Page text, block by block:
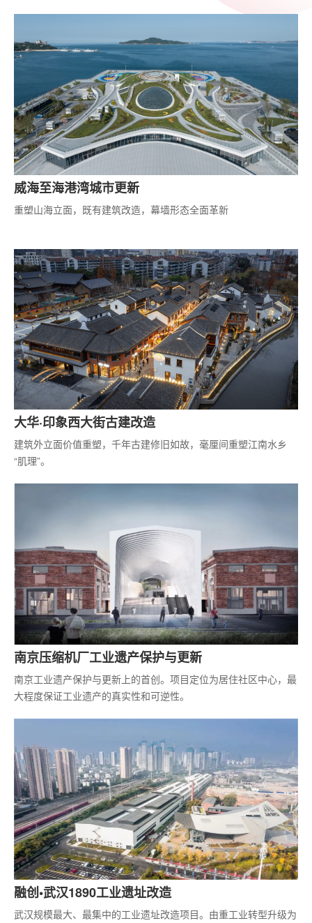
威海至海港湾城市更新
重塑山海立面，既有建筑改造，幕墙形态全面革新
大华·印象西大街古建改造
建筑外立面价值重塑，千年古建修旧如故，毫厘间重塑江南水乡
“肌理”。
南京压缩机厂工业遗产保护与更新
南京工业遗产保护与更新上的首创。项目定位为居住社区中心，最
大程度保证工业遗产的真实性和可逆性。
融创•武汉1890工业遗址改造
武汉规模最大、最集中的工业遗址改造项目。由重工业转型升级为